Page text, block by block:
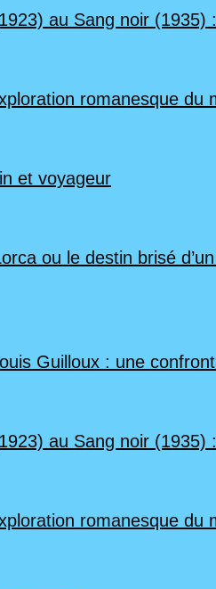
au Sang noir
romanesque du
et voyageur
ou le destin brisé
Guilloux : une
au Sang noir
romanesque du